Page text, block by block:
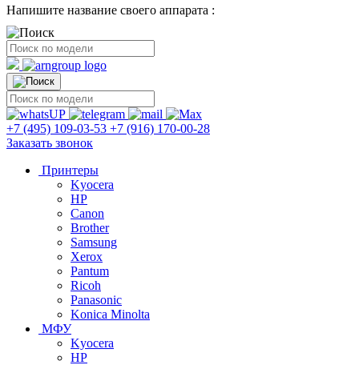
Напишите название своего аппарата :
+7 (495) 109-03-53 +7 (916) 170-00-28
Заказать звонок
Принтеры
Kyocera
HP
Canon
Brother
Samsung
Xerox
Pantum
Ricoh
Panasonic
Konica Minolta
МФУ
Kyocera
HP